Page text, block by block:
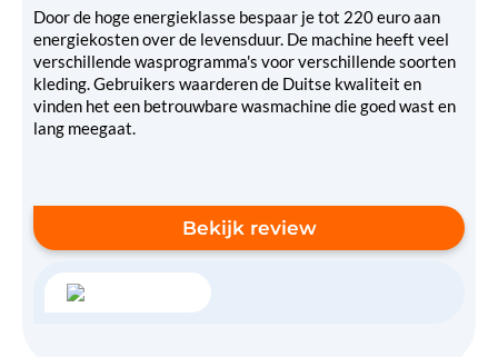
Door de hoge energieklasse bespaar je tot 220 euro aan
energiekosten over de levensduur. De machine heeft veel
verschillende wasprogramma's voor verschillende soorten
kleding. Gebruikers waarderen de Duitse kwaliteit en
vinden het een betrouwbare wasmachine die goed wast en
lang meegaat.
Bekijk review